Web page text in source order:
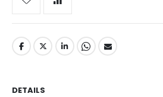
DETAILS